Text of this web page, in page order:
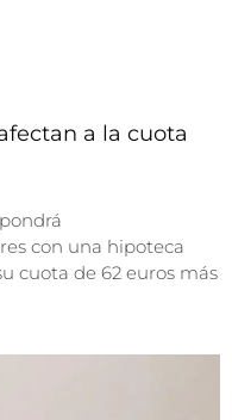
a la cuota
con una hipoteca
cuota de 62 euros más